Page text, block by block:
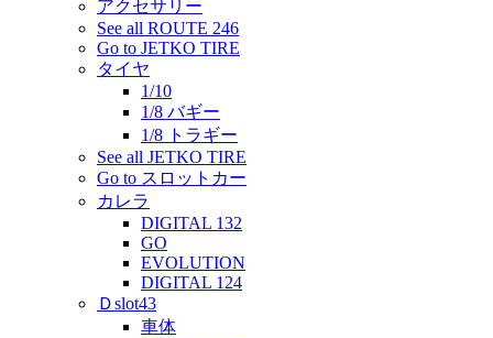
アクセサリー
See all ROUTE 246
Go to JETKO TIRE
タイヤ
1/10
1/8 バギー
1/8 トラギー
See all JETKO TIRE
Go to スロットカー
カレラ
DIGITAL 132
GO
EVOLUTION
DIGITAL 124
Ｄslot43
車体